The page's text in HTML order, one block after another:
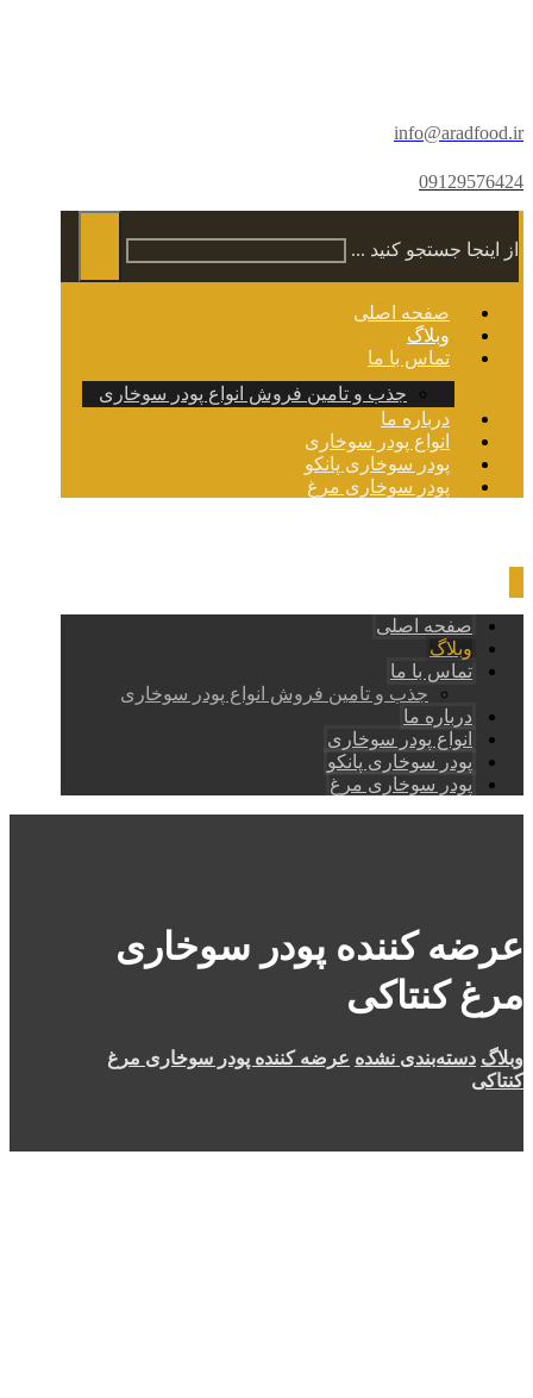
info@aradfood.ir
09129576424
از اینجا جستجو کنید ...
صفحه اصلی
وبلاگ
تماس با ما
جذب و تامین فروش انواع پودر سوخاری
درباره ما
انواع پودر سوخاری
پودر سوخاری پانکو
پودر سوخاری مرغ
صفحه اصلی
وبلاگ
تماس با ما
جذب و تامین فروش انواع پودر سوخاری
درباره ما
انواع پودر سوخاری
پودر سوخاری پانکو
پودر سوخاری مرغ
عرضه کننده پودر سوخاری
مرغ کنتاکی
وبلاگ دسته‌بندی نشده عرضه کننده پودر سوخاری مرغ
کنتاکی